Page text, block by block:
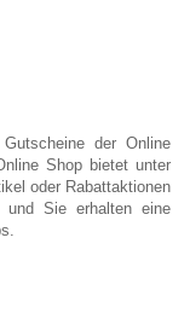
der Online
Shop bietet unter
oder Rabattaktionen
Sie erhalten eine